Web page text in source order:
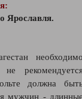
Ярославля.
должна
мужчин -